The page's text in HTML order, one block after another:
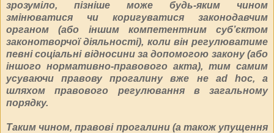
зрозуміло, пізніше може будь-яким чином
змінюватися чи коригуватися законодавчим
органом (або іншим компетентним суб’єктом
законотворчої діяльності), коли він регулюватиме
певні соціальні відносини за допомогою закону (або
іншого нормативно-правового акта), тим самим
усуваючи правову прогалину вже не ad hoc, а
шляхом правового регулювання в загальному
порядку.
Таким чином, правові прогалини (а також упущення